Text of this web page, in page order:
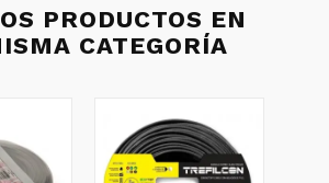
PRODUCTOS EN
CATEGORÍA